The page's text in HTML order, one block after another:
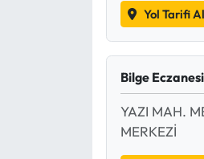
Yol Tarifi Al
Bilge Eczanesi
YAZI MAH.
MERKEZİ